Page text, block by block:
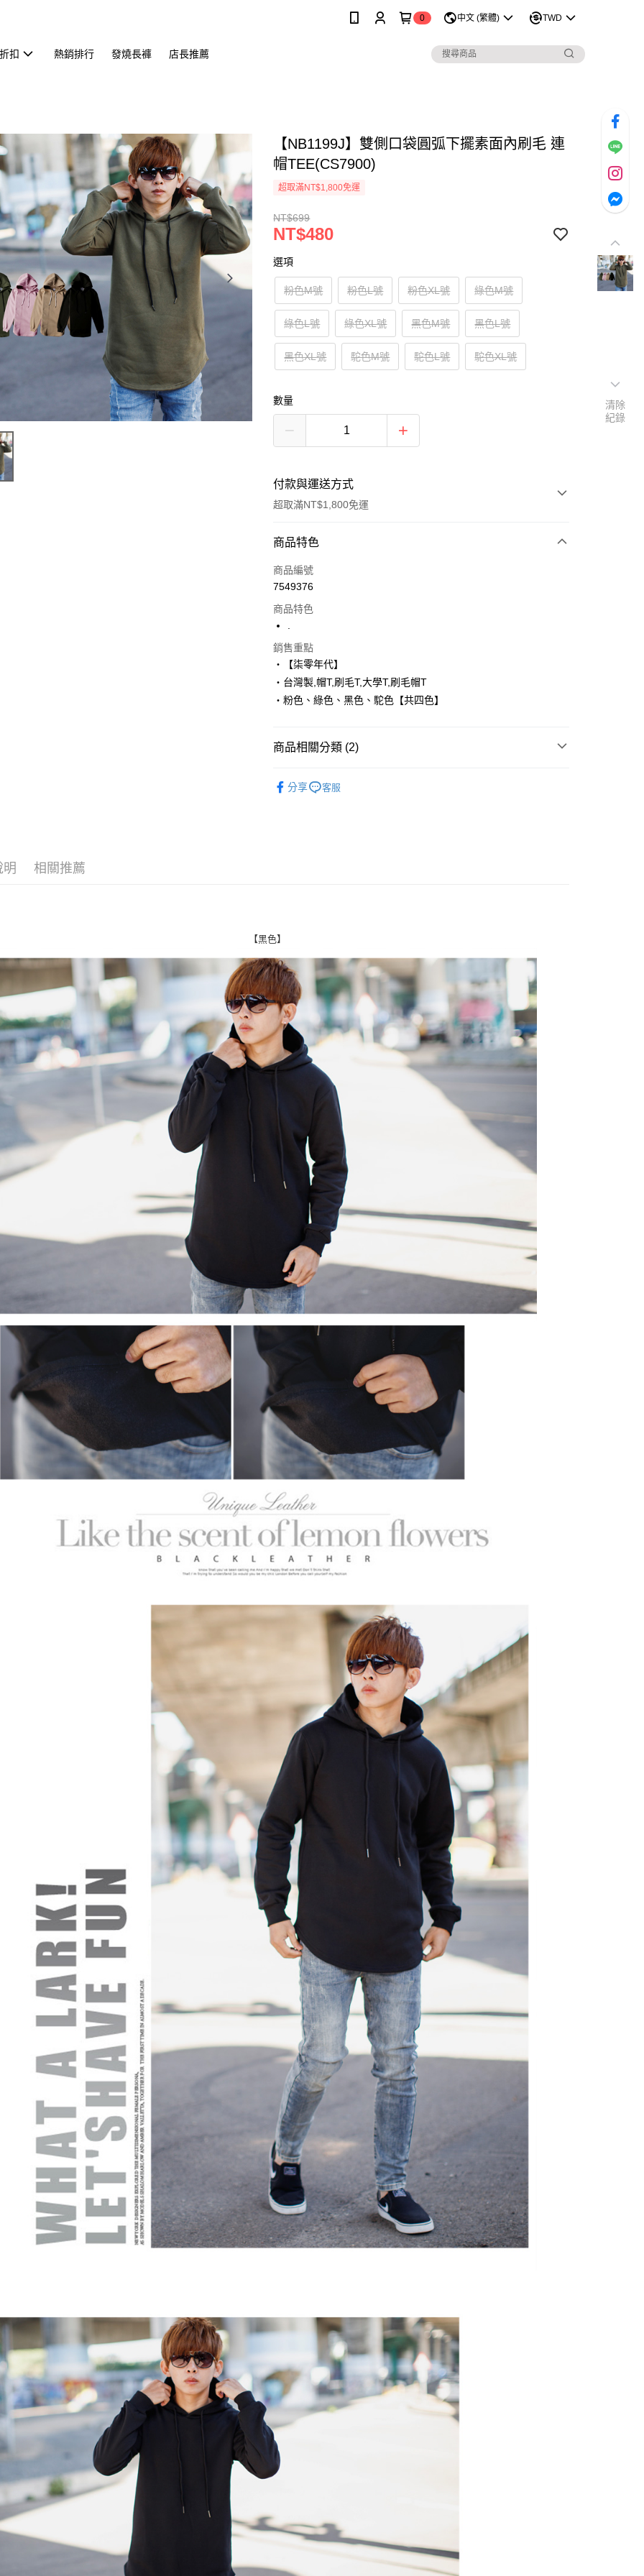
0 中文 (繁體) TWD
扣 熱銷排行 發燒長褲 店長推薦
【NB1199J】雙側口袋圓弧下擺素面內刷毛 連
帽TEE(CS7900)
超取滿NT$1,800免運
NT$699
NT$480
選項
粉色M號 粉色L號 粉色XL號 綠色M號
綠色L號 綠色XL號 黑色M號 黑色L號
黑色XL號 駝色M號 駝色L號 駝色XL號
數量
付款與運送方式
超取滿NT$1,800免運
付款方式
信用卡一次付款
Apple Pay
悠遊付
AFTEE先享後付
【關於「AFTEE先享後付」】
絡購買商品的店家。未經商家同意取消之訂單仍視為有效，需透過AFTEE
先享後付繳納相關費用。
※ 交易是否成功請以「AFTEE先享後付 」之結帳頁面顯示為準，若有關於
是否繳費成功／繳費後需取消欲退款等相關疑問，請聯繫「AFTEE先享後
付客戶支援中心」https://netprotections.freshdesk.com/support/home
【注意事項】
１．透過由恩沛科技股份有限公司提供之「AFTEE先享後付」服務完成之
交易，需依本服務之必要範圍內提供個人資料，並將交易相關給付款項請
求債權轉讓予恩沛科技股份有限公司。
２．關於個人資料處理事宜，請瀏覽以下網址：
https://aftee.tw/terms/#terms3
３．未成年的使用者請事先徵得法定代理人或監護人之同意方可使用
「AFTEE先享後付」，若未經同意申辦者引起之損失，本公司不負相關責
４．使用「AFTEE先享後付」時，將依據個別帳號之用戶狀況，依本公司
即時審查核予不同之上限額度；若仍有額度不足之情形，本公司將視審查
結果請求用戶進行身份認證。
５．嚴禁一人註冊多個帳號或使用他人資訊註冊。若發現惡意使用之情
形，恩沛科技股份有限公司將有權停止該用戶之使用額度並採取法律行
ATM付款
每筆NT$80，滿NT$1,800(含以上)免運費
7-11付款取貨
每筆NT$80，滿NT$1,800(含以上)免運費
先付款後7-11取貨
每筆NT$80，滿NT$1,800(含以上)免運費
宅配
每筆NT$120，滿NT$3,000(含以上)免運費
商品特色
商品編號
7549376
商品特色
銷售重點
‧【柒零年代】
‧台灣製,帽T,刷毛T,大學T,刷毛帽T
‧粉色、綠色、黑色、駝色【共四色】
商品相關分類 (2)
分享 客服
明 相關推薦
【黑色】
清除
紀錄